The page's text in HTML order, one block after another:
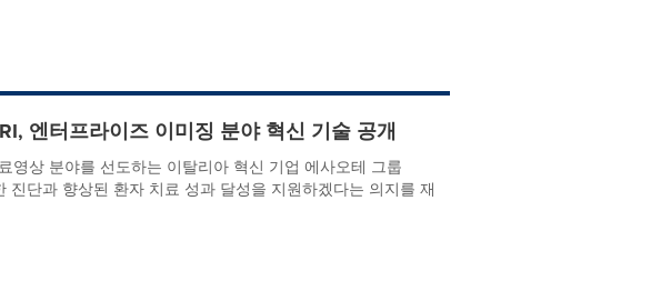
엔터프라이즈 이미징 분야 혁신 기술 공개
영상 분야를 선도하는 이탈리아 혁신 기업 에사오테 그룹
진단과 향상된 환자 치료 성과 달성을 지원하겠다는 의지를 재